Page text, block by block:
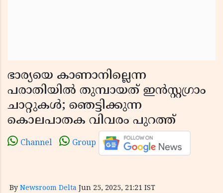
ഭാര്യയെ കാണാനില്ലെന്ന
പരാതിയിൽ തുമ്പായത് ഇൻസ്റ്റഗ്രാം
ചാറ്റുകൾ; ഞെട്ടിക്കുന്ന
കൊലപാതക വിവരം പുറത്ത്
Channel Group
By Newsroom Delta Jun 25, 2025, 21:21 IST